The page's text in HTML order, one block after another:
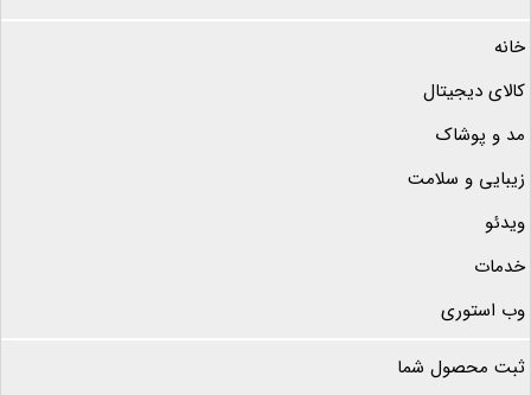
خانه
کالای دیجیتال
مد و پوشاک
زیبایی و سلامت
ویدئو
خدمات
وب استوری
ثبت محصول شما